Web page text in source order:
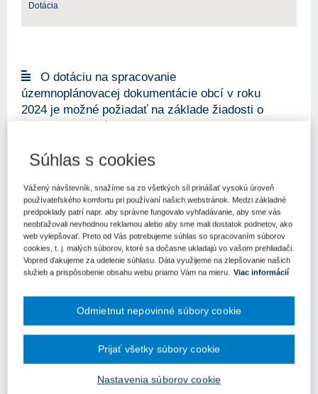
Dotácia
O dotáciu na spracovanie
územnoplánovacej dokumentácie obcí v roku
2024 je možné požiadať na základe žiadosti o
poskytnutie dotácie
Slovenska
Bratislava - 25. januára 2024 - O dotáciu na spracovanie
požiadať na základe žiadosti o poskytnutie dotácie, ktorej vzor je
uvedený v prílohe zákona o poskytovaní dotácií úradu každoročne
od...
Kľúčové slová
Dotácia
Informácia o poskytovaní dotácií na
spracovanie územnoplánovacej dokumentácie
obcí v roku 2024
Kategória:Aktuality
Autor/i: Združenie miest a obcí
Súhlas s cookies
Vážený návštevník, snažíme sa zo všetkých síl prinášať vysokú úroveň
používateľského komfortu pri používaní našich webstránok. Medzi základné
predpoklady patrí napr. aby správne fungovalo vyhľadávanie, aby sme vás
neobťažovali nevhodnou reklamou alebo aby sme mali dostatok podnetov, ako
web vylepšovať. Preto od Vás potrebujeme súhlas so spracovaním súborov
cookies, t. j. malých súborov, ktoré sa dočasne ukladajú vo vašom prehliadači.
Vopred ďakujeme za udelenie súhlasu. Dáta využijeme na zlepšovanie našich
služieb a prispôsobenie obsahu webu priamo Vám na mieru. Viac informácií
Nastavenia súborov cookie
Odmietnut nepovinné súbory cookie
Prijať všetky súbory cookie